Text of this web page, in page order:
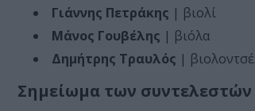
Γιάννης Πετράκης | βιολί
Μάνος Γουβέλης | βιόλα
Δημήτρης Τραυλός |
Σημείωμα των συντελεστών